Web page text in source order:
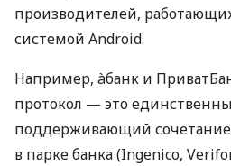
производителей,
системой Android.
Например, àбанк и
протокол — это
поддерживающий
в парке банка (Ingenico,